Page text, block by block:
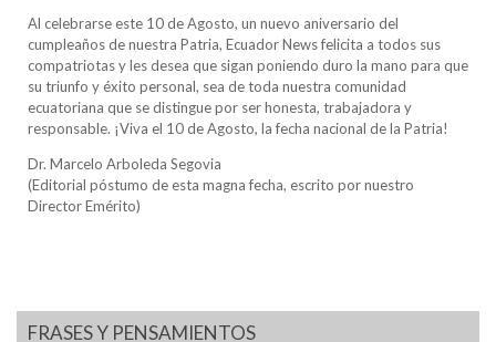
Al celebrarse este 10 de Agosto, un nuevo aniversario del
cumpleaños de nuestra Patria, Ecuador News felicita a todos sus
compatriotas y les desea que sigan poniendo duro la mano para que
su triunfo y éxito personal, sea de toda nuestra comunidad
ecuatoriana que se distingue por ser honesta, trabajadora y
responsable. ¡Viva el 10 de Agosto, la fecha nacional de la Patria!
Dr. Marcelo Arboleda Segovia
(Editorial póstumo de esta magna fecha, escrito por nuestro
Director Emérito)
FRASES Y PENSAMIENTOS